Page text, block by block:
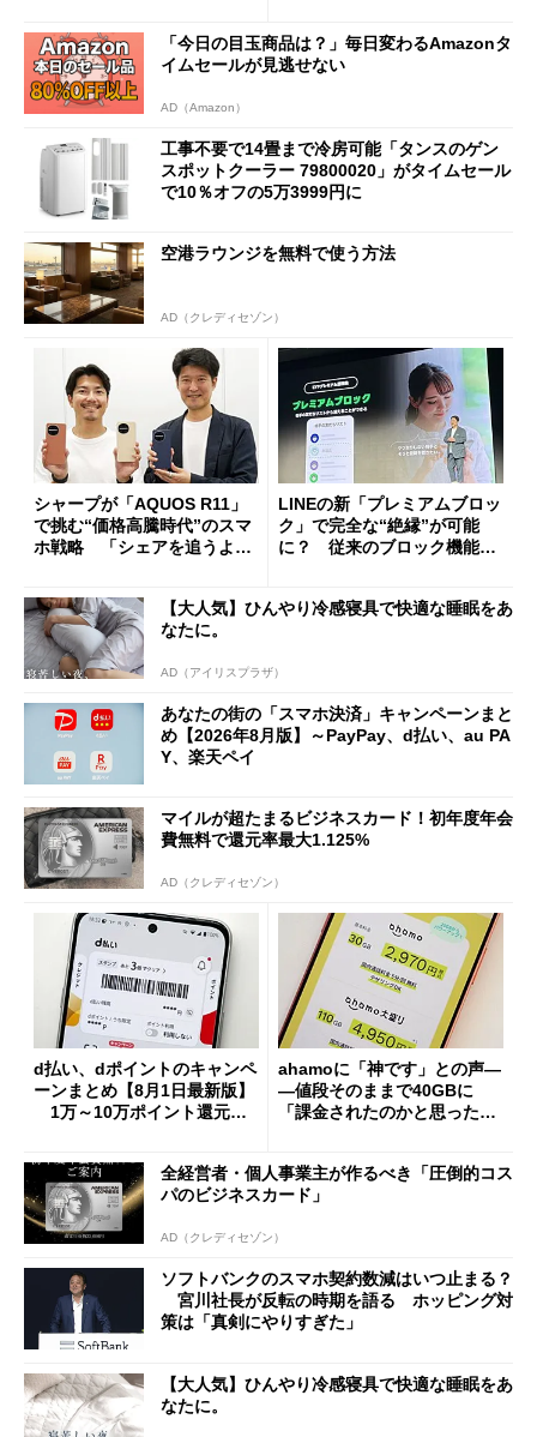
「今日の目玉商品は？」毎日変わるAmazonタ
イムセールが見逃せない
AD（Amazon）
工事不要で14畳まで冷房可能「タンスのゲン
スポットクーラー 79800020」がタイムセール
で10％オフの5万3999円に
空港ラウンジを無料で使う方法
AD（クレディセゾン）
シャープが「AQUOS R11」
で挑む“価格高騰時代”のスマ
ホ戦略 「シェアを追うより
LINEの新「プレミアムブロッ
ク」で完全な“絶縁”が可能
に？ 従来のブロック機能と
【大人気】ひんやり冷感寝具で快適な睡眠をあ
なたに。
AD（アイリスプラザ）
あなたの街の「スマホ決済」キャンペーンまと
め【2026年8月版】～PayPay、d払い、au PA
Y、楽天ペイ
マイルが超たまるビジネスカード！初年度年会
費無料で還元率最大1.125%
AD（クレディセゾン）
d払い、dポイントのキャンペ
ーンまとめ【8月1日最新版】
1万～10万ポイント還元の
ahamoに「神です」との声―
―値段そのままで40GBに
「課金されたのかと思った」
全経営者・個人事業主が作るべき「圧倒的コス
パのビジネスカード」
AD（クレディセゾン）
ソフトバンクのスマホ契約数減はいつ止まる？
宮川社長が反転の時期を語る ホッピング対
策は「真剣にやりすぎた」
【大人気】ひんやり冷感寝具で快適な睡眠をあ
なたに。